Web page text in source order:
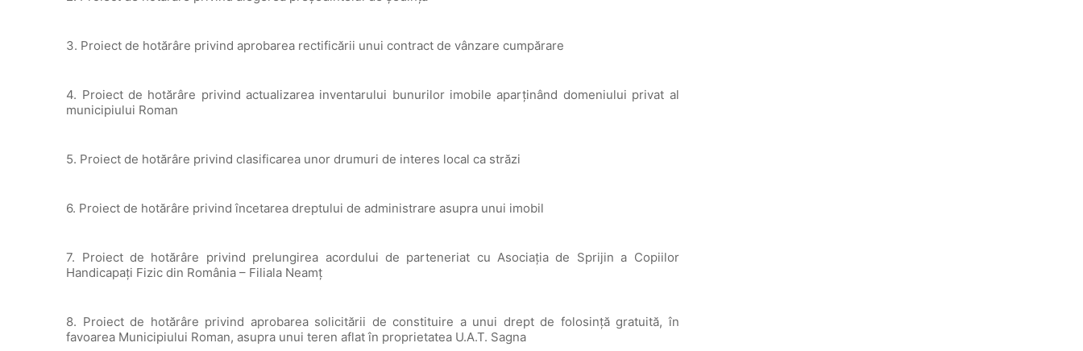
3. Proiect de hotărâre privind aprobarea rectificării unui contract de vânzare cumpărare
4. Proiect de hotărâre privind actualizarea inventarului bunurilor imobile aparținând domeniului privat al
municipiului Roman
5. Proiect de hotărâre privind clasificarea unor drumuri de interes local ca străzi
6. Proiect de hotărâre privind încetarea dreptului de administrare asupra unui imobil
7. Proiect de hotărâre privind prelungirea acordului de parteneriat cu Asociația de Sprijin a Copiilor
Handicapați Fizic din România – Filiala Neamț
8. Proiect de hotărâre privind aprobarea solicitării de constituire a unui drept de folosință gratuită, în
favoarea Municipiului Roman, asupra unui teren aflat în proprietatea U.A.T. Sagna